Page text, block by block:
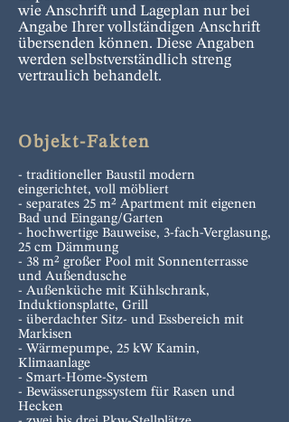
wie Anschrift und Lageplan nur bei
Angabe Ihrer vollständigen Anschrift
übersenden können. Diese Angaben
werden selbstverständlich streng
vertraulich behandelt.
Objekt-Fakten
- traditioneller Baustil modern
eingerichtet, voll möbliert
- separates 25 m² Apartment mit eigenen
Bad und Eingang/Garten
- hochwertige Bauweise, 3-fach-Verglasung,
25 cm Dämmung
- 38 m² großer Pool mit Sonnenterrasse
und Außendusche
- Außenküche mit Kühlschrank,
Induktionsplatte, Grill
- überdachter Sitz- und Essbereich mit
Markisen
- Wärmepumpe, 25 kW Kamin,
Klimaanlage
- Smart-Home-System
- Bewässerungssystem für Rasen und
Hecken